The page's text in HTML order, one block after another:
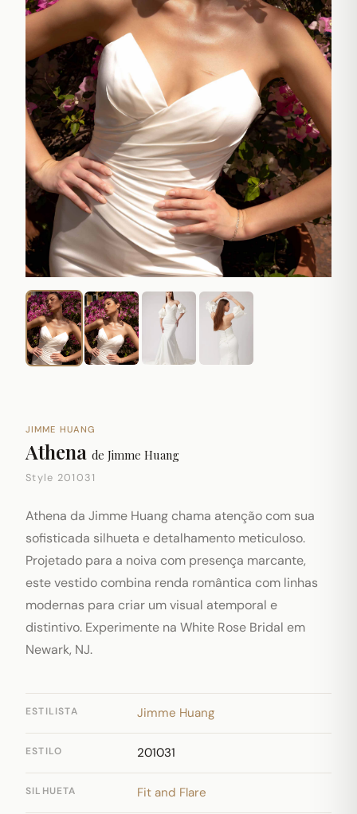
JIMME HUANG
Athena de Jimme Huang
Style 201031
Athena da Jimme Huang chama atenção com sua
sofisticada silhueta e detalhamento meticuloso.
Projetado para a noiva com presença marcante,
este vestido combina renda romântica com linhas
modernas para criar um visual atemporal e
distintivo. Experimente na White Rose Bridal em
Newark, NJ.
ESTILISTA Jimme Huang
ESTILO 201031
SILHUETA Fit and Flare